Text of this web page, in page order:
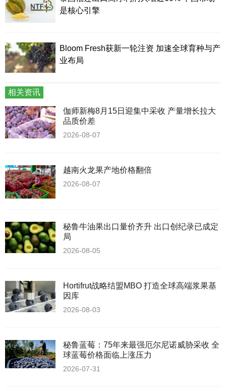
是核心引擎
Bloom Fresh获新一轮注资 加速全球育种与产
业布局
相关资讯
伽师新梅8月15日迎集中采收 产量增长拉大
品质价差
2026-08-07
越南火龙果产地价格翻倍
2026-08-07
秘鲁牛油果出口量价齐升 出口创纪录已成定
局
2026-08-05
Hortifrut战略结盟MBO 打造全球高端浆果基
因库
2026-08-03
秘鲁蓝莓：75年来最强厄尔尼诺威胁采收 全
球蓝莓价格面临上涨压力
2026-07-31